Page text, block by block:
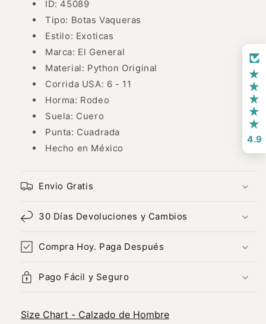
ID: 45089
Tipo: Botas Vaqueras
Estilo: Exoticas
Marca: El General
Material: Python Original
Corrida USA: 6 - 11
Horma: Rodeo
Suela: Cuero
Punta: Cuadrada
Hecho en México
Envio Gratis
30 Días Devoluciones y Cambios
Compra Hoy. Paga Después
Pago Fácil y Seguro
Size Chart - Calzado de Hombre
4.9